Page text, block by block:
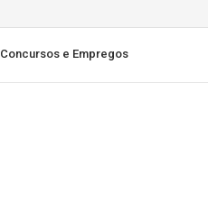
Concursos e Empregos